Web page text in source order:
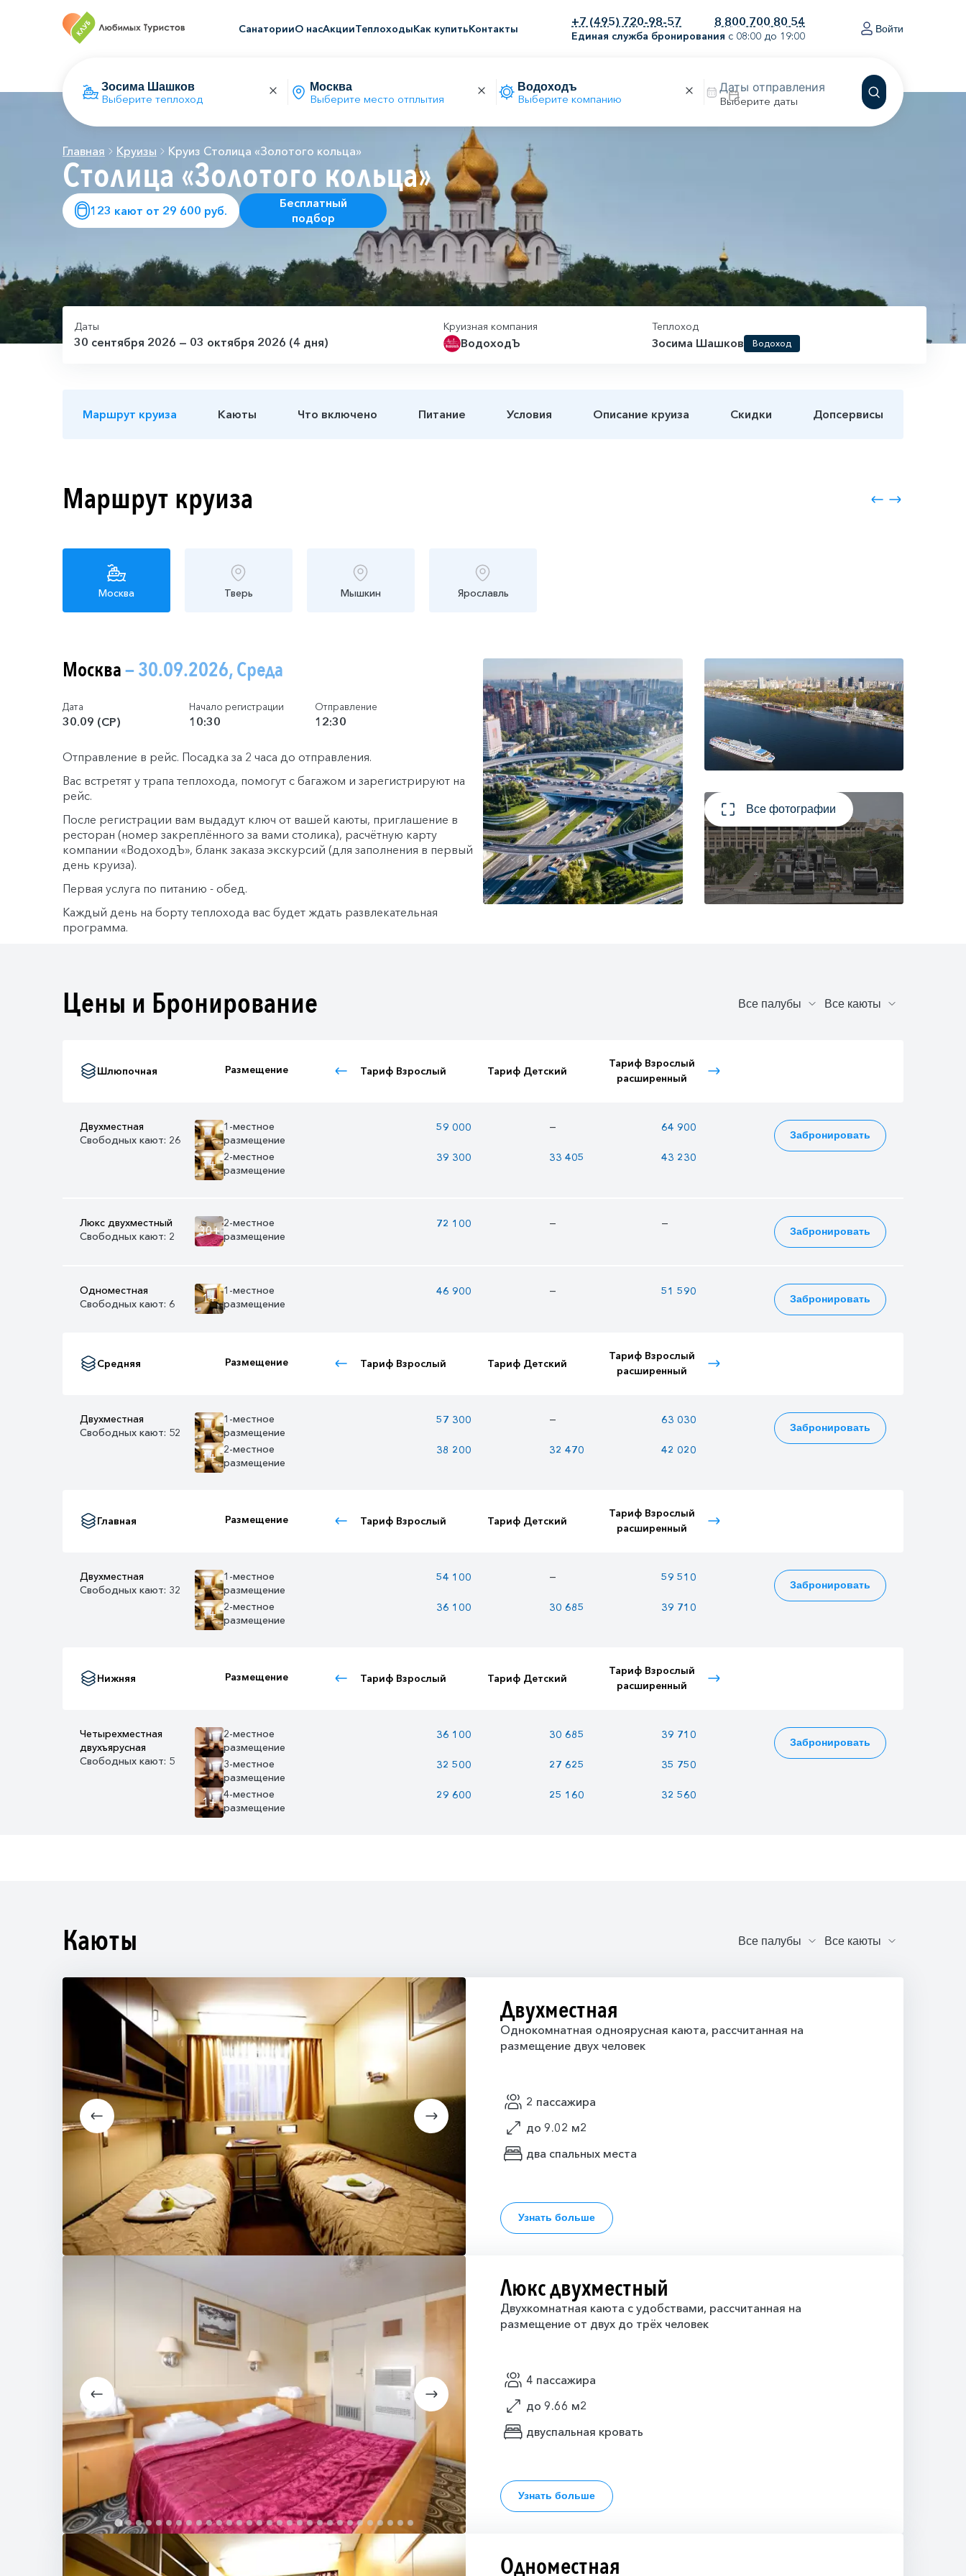
СанаторииО насАкцииТеплоходыКак купитьКонтакты
+7 (495) 720-98-57 8 800 700 80 54
Единая служба бронирования с 08:00 до 19:00
Войти
Выберите теплоход Выберите место отплытия Выберите компанию Выберите даты
Главная Круизы Круиз Столица «Золотого кольца»
Столица «Золотого кольца»
123 кают от 29 600 руб.
Бесплатный
подбор
Даты
30 сентября 2026 — 03 октября 2026 (4 дня)
Круизная компания
ВодоходЪ
Теплоход
Зосима Шашков Водоход
Маршрут круиза Каюты Что включено Питание Условия Описание круиза Скидки Допсервисы
Маршрут круиза
Москва Тверь Мышкин Ярославль
Москва— 30.09.2026, Среда
Дата
30.09 (СР)
Начало регистрации
10:30
Отправление
12:30
Отправление в рейс. Посадка за 2 часа до отправления.
Вас встретят у трапа теплохода, помогут с багажом и зарегистрируют на
рейс.
После регистрации вам выдадут ключ от вашей каюты, приглашение в
ресторан (номер закреплённого за вами столика), расчётную карту
компании «ВодоходЪ», бланк заказа экскурсий (для заполнения в первый
день круиза).
Первая услуга по питанию - обед.
Каждый день на борту теплохода вас будет ждать развлекательная
программа.
Все фотографии
Цены и Бронирование
Шлюпочная Размещение Тариф Взрослый Тариф Детский
Тариф Взрослый
расширенный
Двухместная
Свободных кают: 26
1-местное
размещение
59 000 — 64 900 —
1+
2-местное
размещение
39 300 33 405 43 230
Забронировать
Люкс двухместный
Свободных кают: 2
30+
2-местное
размещение
72 100 — — —
Забронировать
Одноместная
Свободных кают: 6
1+
1-местное
размещение
46 900 — 51 590 —
Забронировать
Средняя Размещение Тариф Взрослый Тариф Детский
Тариф Взрослый
расширенный
Двухместная
Свободных кают: 52
1-местное
размещение
57 300 — 63 030 —
1+
2-местное
размещение
38 200 32 470 42 020
Забронировать
Главная Размещение Тариф Взрослый Тариф Детский
Тариф Взрослый
расширенный
Двухместная
Свободных кают: 32
1-местное
размещение
54 100 — 59 510 —
1+
2-местное
размещение
36 100 30 685 39 710
Забронировать
Нижняя Размещение Тариф Взрослый Тариф Детский
Тариф Взрослый
расширенный
Четырехместная
двухъярусная
Свободных кают: 5
2-местное
размещение
36 100 30 685 39 710 34 295
3-местное
размещение
32 500 27 625 35 750
1+
4-местное
размещение
29 600 25 160 32 560
Забронировать
Каюты
Двухместная
Однокомнатная одноярусная каюта, рассчитанная на
размещение двух человек
2 пассажира
до 9.02 м2
два спальных места
Узнать больше
Люкс двухместный
Двухкомнатная каюта с удобствами, рассчитанная на
размещение от двух до трёх человек
4 пассажира
до 9.66 м2
двуспальная кровать
Узнать больше
Одноместная